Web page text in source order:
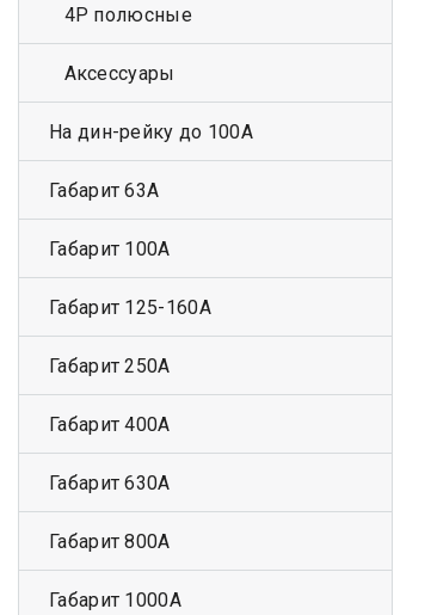
4Р полюсные
Аксессуары
На дин-рейку до 100А
Габарит 63А
Габарит 100А
Габарит 125-160А
Габарит 250А
Габарит 400А
Габарит 630А
Габарит 800А
Габарит 1000А